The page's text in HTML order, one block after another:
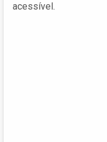
acessível.